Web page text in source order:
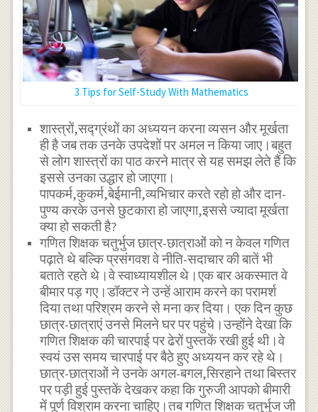
3 Tips for Self-Study With Mathematics
शास्त्रों,सद्ग्रंथों का अध्ययन करना व्यसन और मूर्खता
ही है जब तक उनके उपदेशों पर अमल न किया जाए।बहुत
से लोग शास्त्रों का पाठ करने मात्र से यह समझ लेते हैं कि
इससे उनका उद्धार हो जाएगा।
पापकर्म,कुकर्म,बेईमानी,व्यभिचार करते रहो हो और दान-
पुण्य करके उनसे छुटकारा हो जाएगा,इससे ज्यादा मूर्खता
क्या हो सकती है?
गणित शिक्षक चतुर्भुज छात्र-छात्राओं को न केवल गणित
पढ़ाते थे बल्कि प्रसंगवश वे नीति-सदाचार की बातें भी
बताते रहते थे।वे स्वाध्यायशील थे।एक बार अकस्मात वे
बीमार पड़ गए।डॉक्टर ने उन्हें आराम करने का परामर्श
दिया तथा परिश्रम करने से मना कर दिया। एक दिन कुछ
छात्र-छात्राएं उनसे मिलने घर पर पहुंचे।उन्होंने देखा कि
गणित शिक्षक की चारपाई पर ढेरों पुस्तकें रखी हुई थी।वे
स्वयं उस समय चारपाई पर बैठे हुए अध्ययन कर रहे थे।
छात्र-छात्राओं ने उनके अगल-बगल,सिरहाने तथा बिस्तर
पर पड़ी हुई पुस्तकें देखकर कहा कि गुरुजी आपको बीमारी
में पूर्ण विश्राम करना चाहिए।तब गणित शिक्षक चतुर्भुज जी